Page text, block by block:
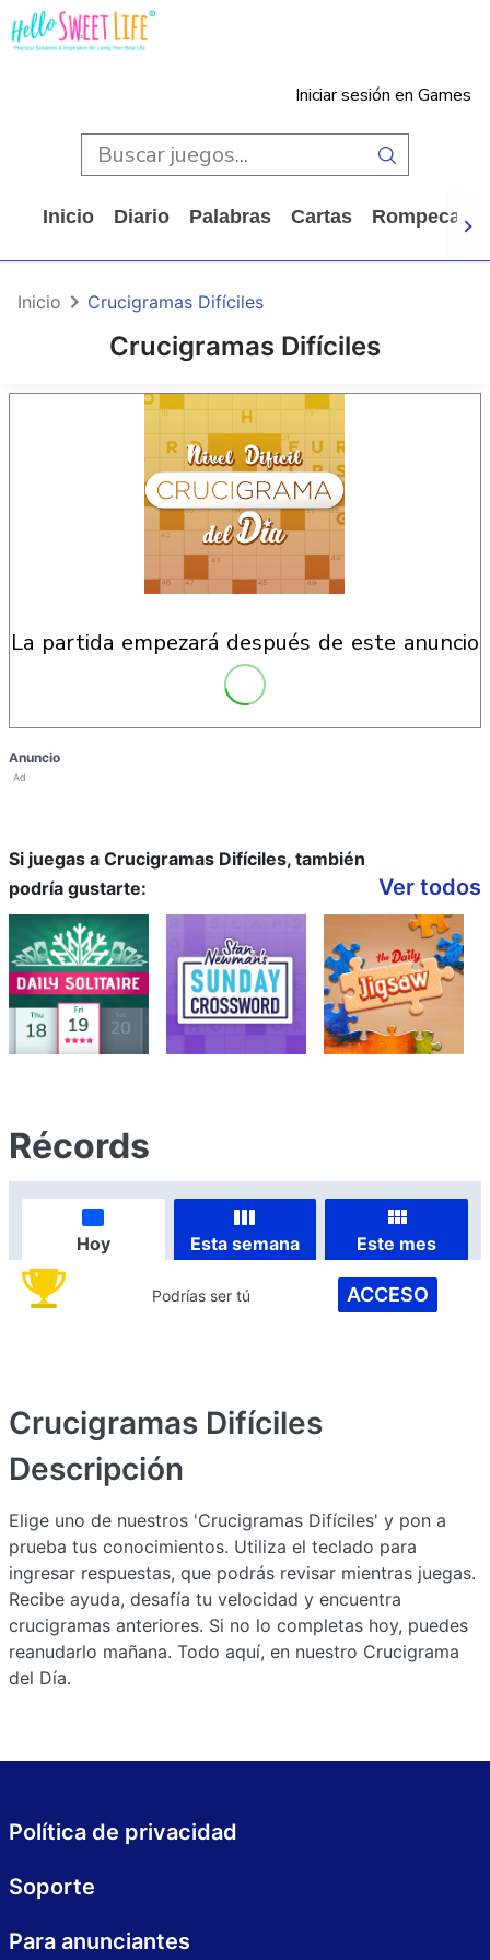
Iniciar sesión en Games
Inicio Diario Palabras Cartas
Crucigramas Difíciles
Inicio Crucigramas Difíciles
la partida empezará después de este anuncio
Anuncio
Ad
Si juegas a Crucigramas Difíciles, también
podría gustarte:
Ver todos
Récords
Hoy Esta semana Este mes
Podrías ser tú ACCESO
Crucigramas Difíciles
Descripción
Elige uno de nuestros 'Crucigramas Difíciles' y pon a
prueba tus conocimientos. Utiliza el teclado para
ingresar respuestas, que podrás revisar mientras juegas.
Recibe ayuda, desafía tu velocidad y encuentra
crucigramas anteriores. Si no lo completas hoy, puedes
reanudarlo mañana. Todo aquí, en nuestro Crucigrama
del Día.
Política de privacidad
Soporte
Para anunciantes